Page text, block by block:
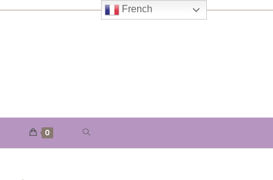
0 TOGGLE
French